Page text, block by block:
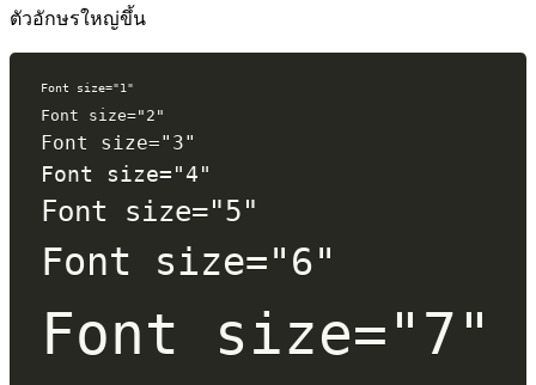
ตัวอักษรใหญ่ขึ้น
Font size="1"
Font size="2"
Font size="3"
Font size="4"
Font size="5"
Font size="6"
Font size="7"